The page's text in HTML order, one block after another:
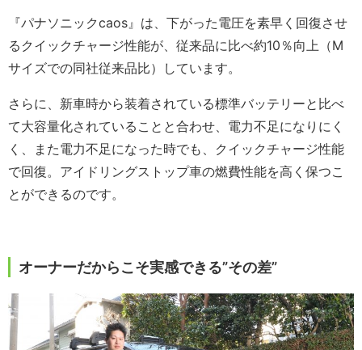
『パナソニックcaos』は、下がった電圧を素早く回復させ
るクイックチャージ性能が、従来品に比べ約10％向上（M
サイズでの同社従来品比）しています。
さらに、新車時から装着されている標準バッテリーと比べ
て大容量化されていることと合わせ、電力不足になりにく
く、また電力不足になった時でも、クイックチャージ性能
で回復。アイドリングストップ車の燃費性能を高く保つこ
とができるのです。
オーナーだからこそ実感できる”その差”